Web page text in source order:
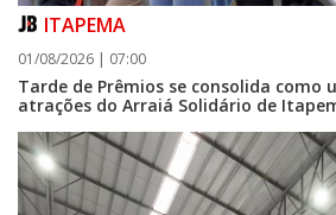
07/08/2026 | 07:00
ITAPEMA
01/08/2026 | 07:00
Tarde de Prêmios se consolida como
atrações do Arraiá Solidário de